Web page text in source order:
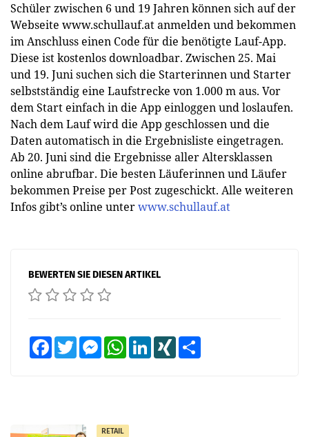
Schüler zwischen 6 und 19 Jahren können sich auf der
Webseite www.schullauf.at anmelden und bekommen
im Anschluss einen Code für die benötigte Lauf-App.
Diese ist kostenlos downloadbar. Zwischen 25. Mai
und 19. Juni suchen sich die Starterinnen und Starter
selbstständig eine Laufstrecke von 1.000 m aus. Vor
dem Start einfach in die App einloggen und loslaufen.
Nach dem Lauf wird die App geschlossen und die
Daten automatisch in die Ergebnisliste eingetragen.
Ab 20. Juni sind die Ergebnisse aller Altersklassen
online abrufbar. Die besten Läuferinnen und Läufer
bekommen Preise per Post zugeschickt. Alle weiteren
Infos gibt’s online unterwww.schullauf.at
BEWERTEN SIE DIESEN ARTIKEL
FacebookTwitter MessengerWhatsAppLinkedInXING
RETAIL